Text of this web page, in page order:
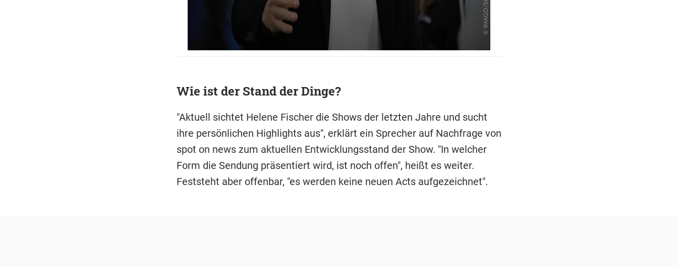
Wie ist der Stand der Dinge?
"Aktuell sichtet Helene Fischer die Shows der letzten Jahre und sucht
ihre persönlichen Highlights aus", erklärt ein Sprecher auf Nachfrage von
spot on news zum aktuellen Entwicklungsstand der Show. "In welcher
Form die Sendung präsentiert wird, ist noch offen", heißt es weiter.
Feststeht aber offenbar, "es werden keine neuen Acts aufgezeichnet".